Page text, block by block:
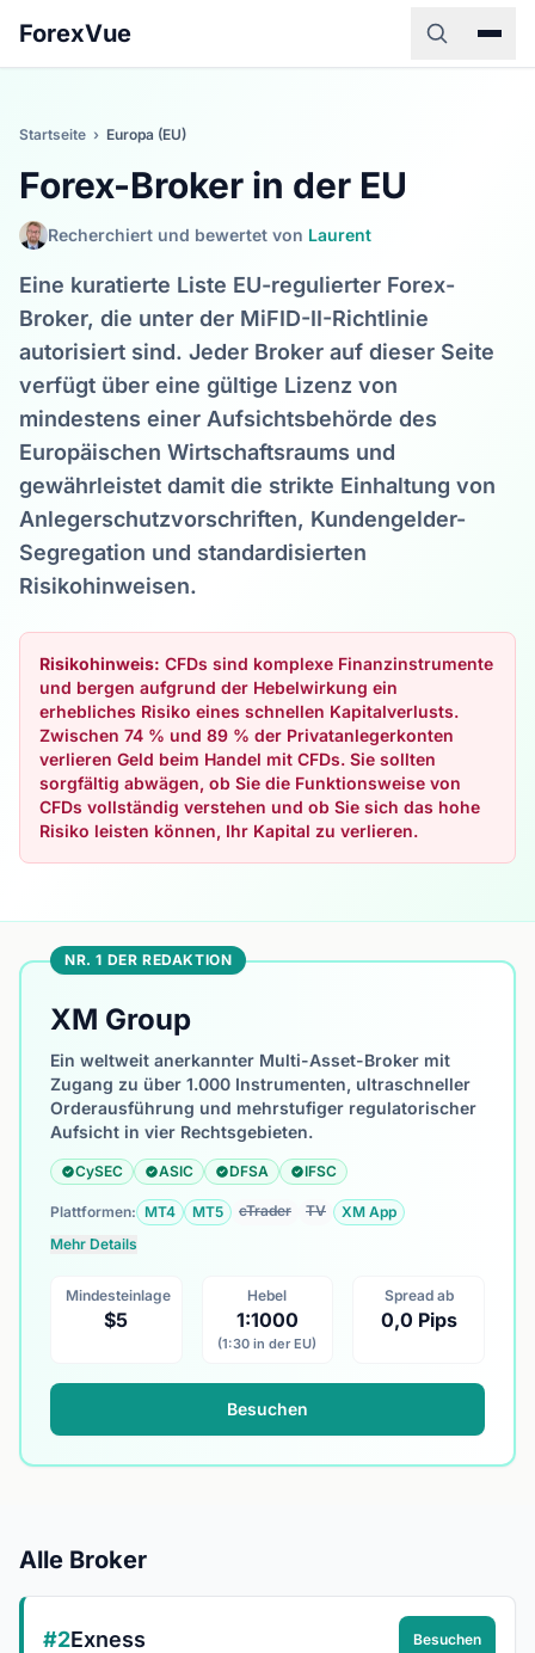
ForexVue
Startseite › Europa (EU)
Forex-Broker in der EU
Recherchiert und bewertet von Laurent
Eine kuratierte Liste EU-regulierter Forex-
Broker, die unter der MiFID-II-Richtlinie
autorisiert sind. Jeder Broker auf dieser Seite
verfügt über eine gültige Lizenz von
mindestens einer Aufsichtsbehörde des
Europäischen Wirtschaftsraums und
gewährleistet damit die strikte Einhaltung von
Anlegerschutzvorschriften, Kundengelder-
Segregation und standardisierten
Risikohinweisen.
Risikohinweis: CFDs sind komplexe Finanzinstrumente
und bergen aufgrund der Hebelwirkung ein
erhebliches Risiko eines schnellen Kapitalverlusts.
Zwischen 74 % und 89 % der Privatanlegerkonten
verlieren Geld beim Handel mit CFDs. Sie sollten
sorgfältig abwägen, ob Sie die Funktionsweise von
CFDs vollständig verstehen und ob Sie sich das hohe
Risiko leisten können, Ihr Kapital zu verlieren.
NR. 1 DER REDAKTION
XM Group
Ein weltweit anerkannter Multi-Asset-Broker mit
Zugang zu über 1.000 Instrumenten, ultraschneller
Orderausführung und mehrstufiger regulatorischer
Aufsicht in vier Rechtsgebieten.
CySEC ASIC DFSA IFSC
Plattformen: MT4 MT5 cTrader TV
XM App
Mehr Details
Mindesteinlage
$5
Hebel
1:1000
(1:30 in der EU)
Spread ab
0,0 Pips
Besuchen
Alle Broker
#2Exness Besuchen